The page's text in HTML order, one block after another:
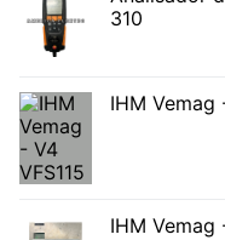
310
IHM Vemag
IHM Vemag